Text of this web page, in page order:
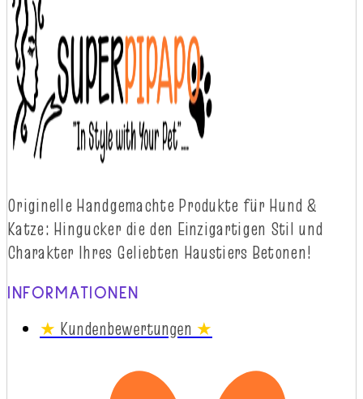
Originelle Handgemachte Produkte für Hund &
Katze: Hingucker die den Einzigartigen Stil und
Charakter Ihres Geliebten Haustiers Betonen!
INFORMATIONEN
★ Kundenbewertungen ★